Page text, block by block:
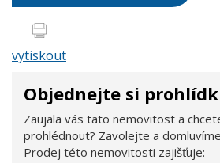
vytiskout
Objednejte si
Zaujala vás tato nemovitost a
prohlédnout? Zavolejte a
Prodej této nemovitosti zajišťuje: